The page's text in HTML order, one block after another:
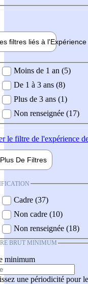
filtres liés à l'Expérience
demandée
Moins de 1 an (5)
De 1 à 3 ans (8)
Plus de 3 ans (1)
Non renseignée (17)
le filtre de l'expérience
Plus De Filtres
Cadre (37)
Non cadre (10)
Non renseignée (18)
BRUT MINIMUM
minimum
une périodicité pour